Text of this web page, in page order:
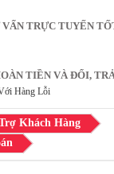
TRỰC TUYẾN
TIỀN VÀ ĐỔI,
Hàng Lỗi
Khách Hàng